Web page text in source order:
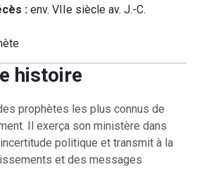
: env. VIIe siècle av. J.-C.
histoire
prophètes les plus connus de
Il exerça son ministère dans
politique et transmit à la
et des messages